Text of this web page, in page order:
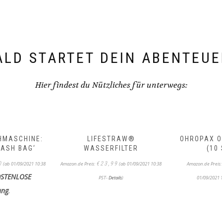
STARTET DEIN
Hier findest du Nützliches für unterwegs:
BAG‘
(ab 01/09/2021 10:38
.
LIFESTRAW®
WASSERFILTER
Amazon.de Preis: €23,99 (ab 01/09/2021 10:38
PST-Details)
OHROPAX
(10
Amazon.de Preis:
01/09/2021